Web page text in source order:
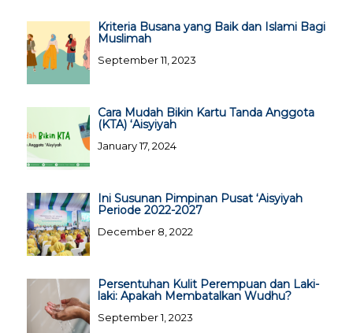
Kriteria Busana yang Baik dan Islami Bagi
Muslimah
September 11, 2023
Cara Mudah Bikin Kartu Tanda Anggota
(KTA) ‘Aisyiyah
January 17, 2024
Ini Susunan Pimpinan Pusat ‘Aisyiyah
Periode 2022-2027
December 8, 2022
Persentuhan Kulit Perempuan dan Laki-
laki: Apakah Membatalkan Wudhu?
September 1, 2023